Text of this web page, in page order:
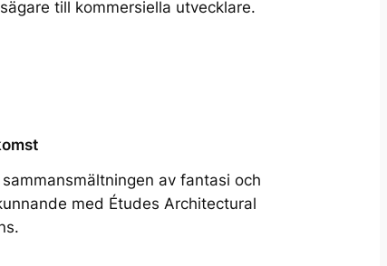
till kommersiella utvecklare.
av fantasi och
med Études Architectural